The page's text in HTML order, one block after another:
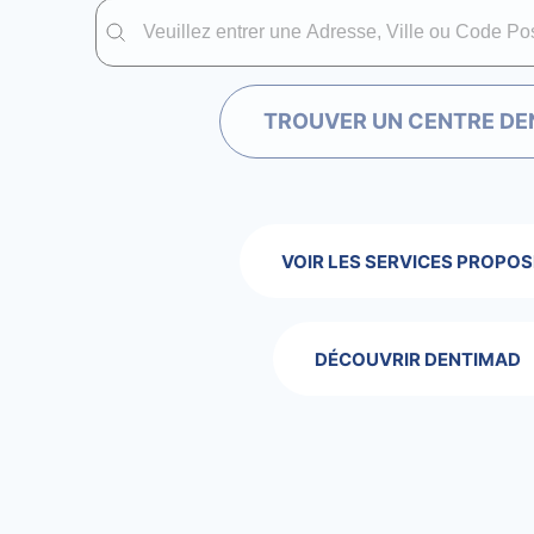
Trouver un centre dentaire Dentimad près
Trouver un centre dentaire Dentimad près de chez vous
TROUVER UN CENTRE
VOIR LES SERVICES
DÉCOUVRIR DENTIMAD